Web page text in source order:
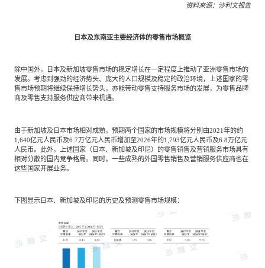
资料来源：沙利文报告
日本及东南亚主要经济体的零售市场概览
除中国外，日本及新加坡零售市场的稳定增长在一定程度上推动了亚洲零售市场的
发展。考虑到强劲的经济势头、庞大的人口规模及稳定的政治环境，上述国家的零
售市场预期将继续保持增长势头，亦能带动零售支持服务市场的发展，为零售品牌
商及零售支持服务供应商带来机遇。
由于新加坡及日本市场相对成熟，预期两个国家的市场规模将分别由2021年的约
1,640亿元人民币及6.7万亿元人民币增加至2026年的1,793亿元人民币及6.8万亿元
人民币。此外，上述国家（日本、新加坡及印尼）的零售销售及营销服务市场具有
相对分散的国内竞争格局。同时，一些成熟的外国零售销售及营销服务供应商也在
这些国家开展业务。
下图显示日本、新加坡及印尼的历史及预测零售市场规模：